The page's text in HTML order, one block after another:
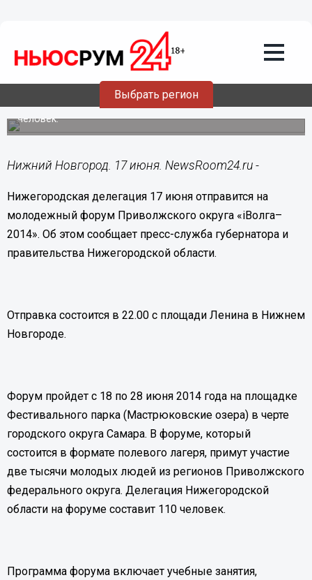
Выбрать регион
Нижегородская делегация 17 июня
отправится на молодежный форум
Приволжского округа «iВолга–2014»
В состав делегация Нижегородской области входят 110
человек.
Нижний Новгород. 17 июня. NewsRoom24.ru -
Нижегородская делегация 17 июня отправится на
молодежный форум Приволжского округа «iВолга–
2014». Об этом сообщает пресс-служба губернатора и
правительства Нижегородской области.
Отправка состоится в 22.00 с площади Ленина в Нижнем
Новгороде.
Форум пройдет с 18 по 28 июня 2014 года на площадке
Фестивального парка (Мастрюковские озера) в черте
городского округа Самара. В форуме, который
состоится в формате полевого лагеря, примут участие
две тысячи молодых людей из регионов Приволжского
федерального округа. Делегация Нижегородской
области на форуме составит 110 человек.
Программа форума включает учебные занятия,